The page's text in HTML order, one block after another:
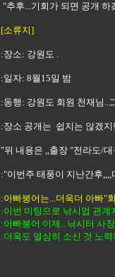
"추후...기회가 되면 공개 하
[소류지]
:장소: 강원도 .
:일자: 8월15일 밤
:동행: 강원도 회원 천재님..
:장소 공개는 쉽지는 않겠
"위 내용은 ,,출장 "전라도/
:"이번주 태풍이 지난간후
:아빠붕어는...더욱더 아빠"
:이번 미팅으로 낚시업 관계
:아빠붕어 이제...낚시터 사
:더욱도 열심히 소신 것 노